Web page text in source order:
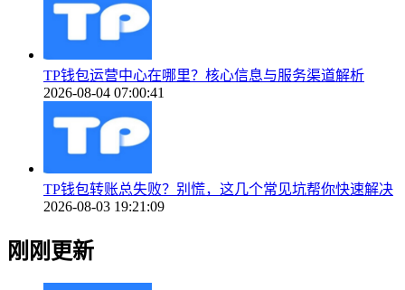
TP钱包运营中心在哪里？核心信息与服务渠道解析
2026-08-04 07:00:41
TP钱包转账总失败？别慌，这几个常见坑帮你快速解决
2026-08-03 19:21:09
刚刚更新